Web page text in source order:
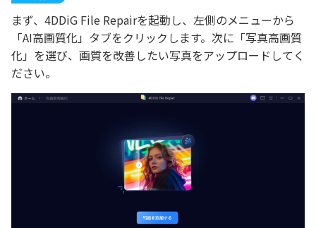
まず、4DDiG File Repairを起動し、左側のメニューから
「AI高画質化」タブをクリックします。次に「写真高画質
化」を選び、画質を改善したい写真をアップロードしてく
ださい。